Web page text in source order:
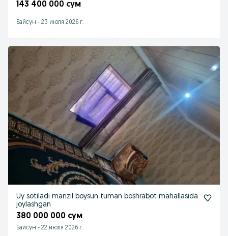
143 400 000 сум
Байсун - 23 июля 2026 г.
Uy sotiladi manzil boysun tuman boshrabot mahallasida
joylashgan
380 000 000 сум
Байсун - 22 июля 2026 г.